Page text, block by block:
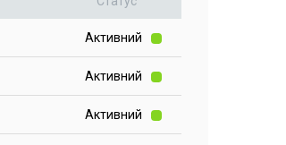
Активний
Активний
Активний